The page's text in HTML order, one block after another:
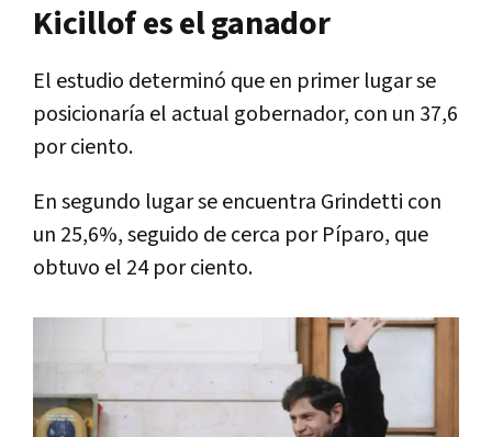
Kicillof es el ganador
El estudio determinó que en primer lugar se
posicionaría el actual gobernador, con un 37,6
por ciento.
En segundo lugar se encuentra Grindetti con
un 25,6%, seguido de cerca por Píparo, que
obtuvo el 24 por ciento.